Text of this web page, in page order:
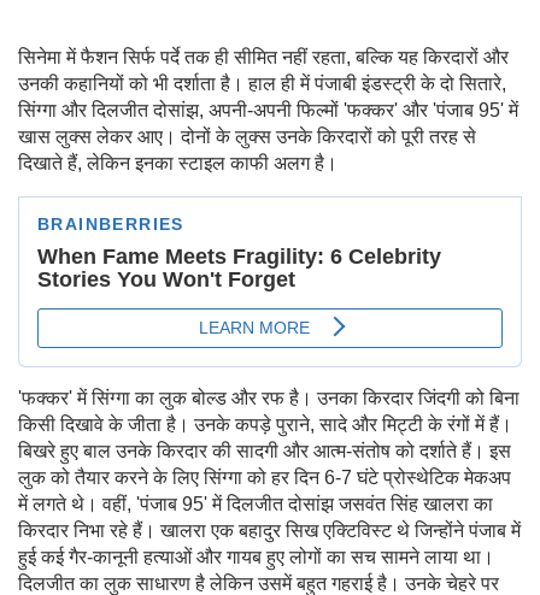
सिनेमा में फैशन सिर्फ पर्दे तक ही सीमित नहीं रहता, बल्कि यह किरदारों और
उनकी कहानियों को भी दर्शाता है। हाल ही में पंजाबी इंडस्ट्री के दो सितारे,
सिंग्गा और दिलजीत दोसांझ, अपनी-अपनी फिल्मों 'फक्कर' और 'पंजाब 95' में
खास लुक्स लेकर आए। दोनों के लुक्स उनके किरदारों को पूरी तरह से
दिखाते हैं, लेकिन इनका स्टाइल काफी अलग है।
'फक्कर' में सिंग्गा का लुक बोल्ड और रफ है। उनका किरदार जिंदगी को बिना
किसी दिखावे के जीता है। उनके कपड़े पुराने, सादे और मिट्टी के रंगों में हैं।
बिखरे हुए बाल उनके किरदार की सादगी और आत्म-संतोष को दर्शाते हैं। इस
लुक को तैयार करने के लिए सिंग्गा को हर दिन 6-7 घंटे प्रोस्थेटिक मेकअप
में लगते थे। वहीं, 'पंजाब 95' में दिलजीत दोसांझ जसवंत सिंह खालरा का
किरदार निभा रहे हैं। खालरा एक बहादुर सिख एक्टिविस्ट थे जिन्होंने पंजाब में
हुई कई गैर-कानूनी हत्याओं और गायब हुए लोगों का सच सामने लाया था।
दिलजीत का लुक साधारण है लेकिन उसमें बहुत गहराई है। उनके चेहरे पर